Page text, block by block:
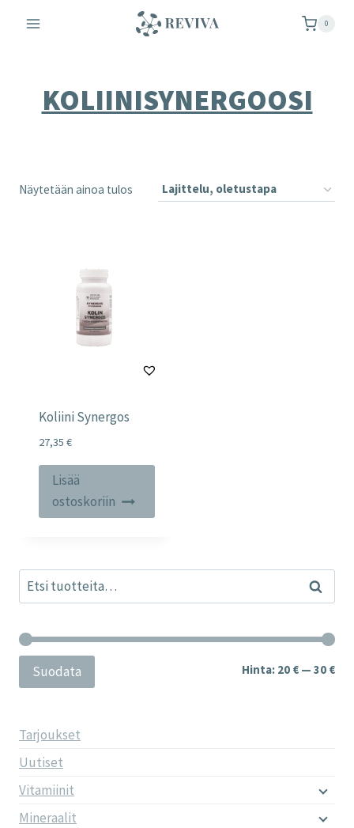
sisältöön
0
KOLIINISYNERGOOSI
Näytetään ainoa tulos
Koliini Synergos
27,35 €
Lisää
ostoskoriin
Etsi: Haku
Suodata Hinta: 20 € — 30 €
Tarjoukset
Uutiset
Vitamiinit
Mineraalit